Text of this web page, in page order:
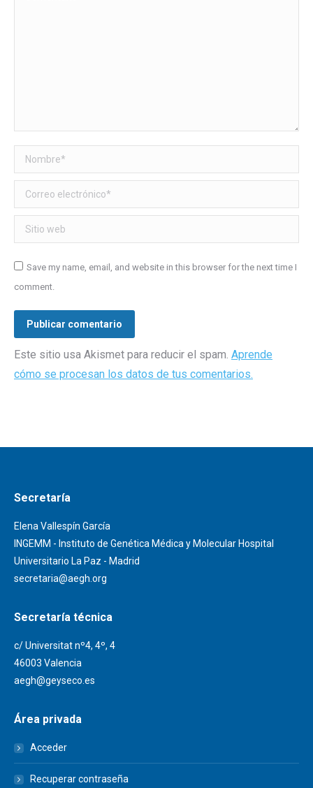
Nombre *
Correo electrónico *
Sitio web
Save my name, email, and website in this browser for the next time I
comment.
Publicar comentario
Este sitio usa Akismet para reducir el spam. Aprende
cómo se procesan los datos de tus comentarios.
Secretaría
Elena Vallespín García
INGEMM - Instituto de Genética Médica y Molecular Hospital
Universitario La Paz - Madrid
secretaria@aegh.org
Secretaría técnica
c/ Universitat nº4, 4º, 4
46003 Valencia
aegh@geyseco.es
Área privada
Acceder
Recuperar contraseña